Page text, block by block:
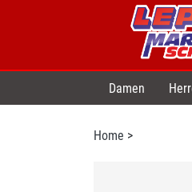
Damen
Home >